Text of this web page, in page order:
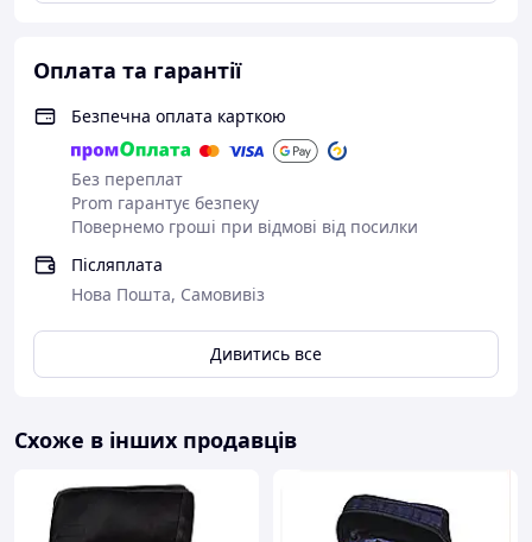
Оплата та гарантії
Безпечна оплата карткою
Без переплат
Prom гарантує безпеку
Повернемо гроші при відмові від посилки
Післяплата
Нова Пошта, Самовивіз
Дивитись все
Схоже в інших продавців